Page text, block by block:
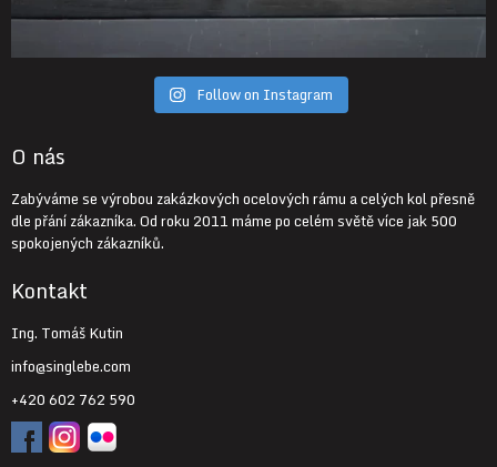
Follow on Instagram
O nás
Zabýváme se výrobou zakázkových ocelových rámu a celých kol přesně
dle přání zákazníka. Od roku 2011 máme po celém světě více jak 500
spokojených zákazníků.
Kontakt
Ing. Tomáš Kutin
info@singlebe.com
+420 602 762 590